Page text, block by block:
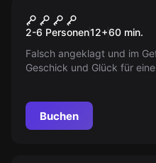
The Prison
2-6 Personen12+60 min.
Falsch angeklagt und im
Geschick und Glück für
Buchen